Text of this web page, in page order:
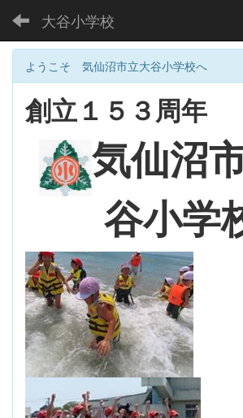
大谷小学校
ようこそ 気仙沼市立大谷小学校へ
創立１５３周年
気仙沼
谷小学